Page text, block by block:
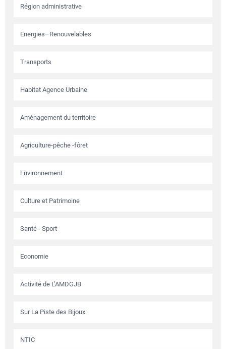
Région administrative
Energies–Renouvelables
Transports
Habitat Agence Urbaine
Aménagement du territoire
Agriculture-pêche -fôret
Environnement
Culture et Patrimoine
Santé - Sport
Economie
Activité de L’AMDGJB
Sur La Piste des Bijoux
NTIC